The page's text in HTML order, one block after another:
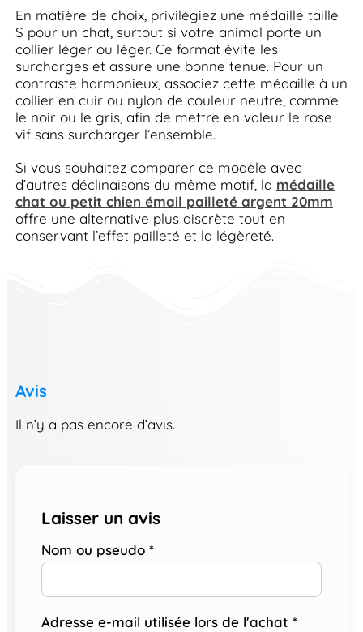
En matière de choix, privilégiez une médaille taille
S pour un chat, surtout si votre animal porte un
collier léger ou léger. Ce format évite les
surcharges et assure une bonne tenue. Pour un
contraste harmonieux, associez cette médaille à un
collier en cuir ou nylon de couleur neutre, comme
le noir ou le gris, afin de mettre en valeur le rose
vif sans surcharger l’ensemble.
Si vous souhaitez comparer ce modèle avec
d’autres déclinaisons du même motif, la médaille
chat ou petit chien émail pailleté argent 20mm
offre une alternative plus discrète tout en
conservant l’effet pailleté et la légèreté.
Avis
Il n’y a pas encore d’avis.
Laisser un avis
Nom ou pseudo *
Adresse e-mail utilisée lors de l'achat *